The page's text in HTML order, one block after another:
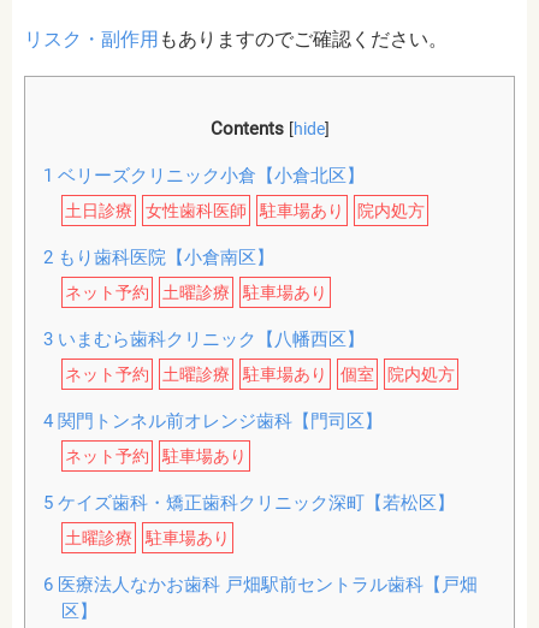
リスク・副作用 もありますのでご確認ください。
Contents [hide]
1 ベリーズクリニック小倉【小倉北区】
土日診療 女性歯科医師 駐車場あり 院内処方
2もり歯科医院【小倉南区】
ネット予約 土曜診療 駐車場あり
3いまむら歯科クリニック【八幡西区】
ネット予約 土曜診療 駐車場あり 個室 院内処方
4関門トンネル前オレンジ歯科【門司区】
ネット予約 駐車場あり
5ケイズ歯科・矯正歯科クリニック深町【若松区】
土曜診療 駐車場あり
6医療法人なかお歯科 戸畑駅前セントラル歯科【戸畑
区】